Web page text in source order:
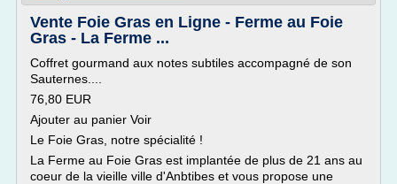
Vente Foie Gras en Ligne - Ferme au Foie
Gras - La Ferme ...
Coffret gourmand aux notes subtiles accompagné de son
Sauternes....
76,80 EUR
Ajouter au panier Voir
Le Foie Gras, notre spécialité !
La Ferme au Foie Gras est implantée de plus de 21 ans au
coeur de la vieille ville d'Anbtibes et vous propose une